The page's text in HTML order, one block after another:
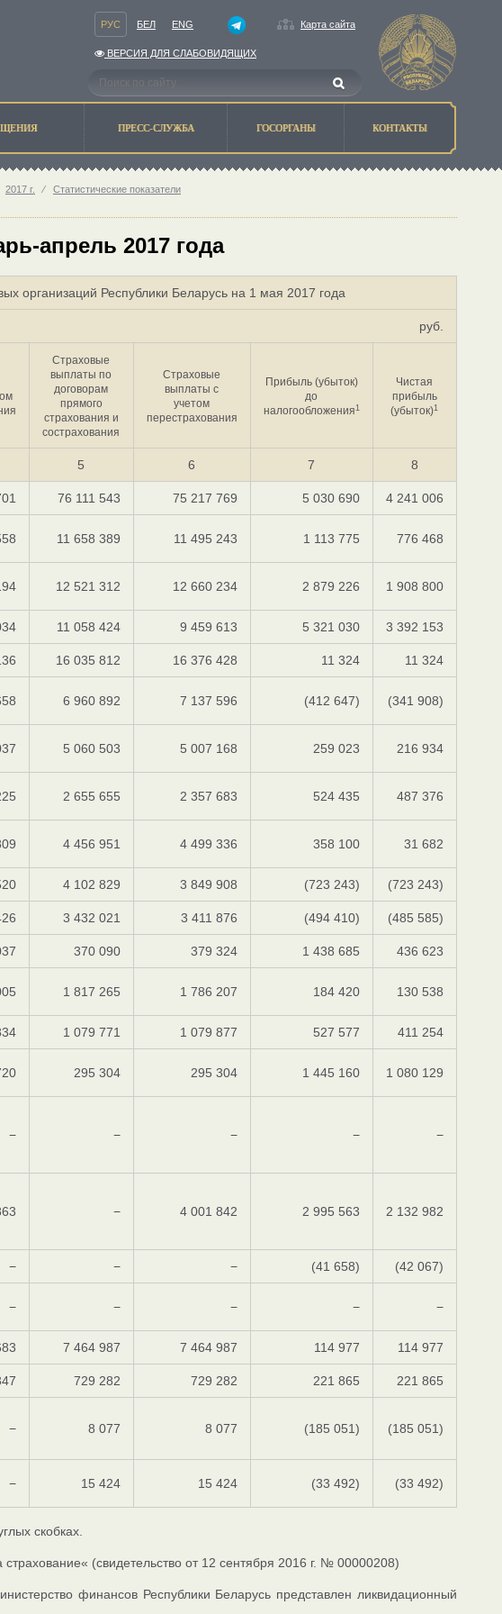
РУС БЕЛ ENG Карта сайта
ВЕРСИЯ ДЛЯ СЛАБОВИДЯЩИХ
ПРЕСС-СЛУЖБА ГОСОРГАНЫ КОНТАКТЫ
2017 г. ⁄ Статистические показатели
апрель 2017 года
организаций Республики Беларусь на 1 мая 2017 года
руб.
Страховые
выплаты по
договорам
прямого
страхования и
сострахования
Страховые
выплаты с
учетом
перестрахования
Прибыль (убыток)
до
налогообложения 1
Чистая
прибыль
(убыток)1
5 6 7 8
76 111 543 75 217 769 5 030 690 4 241 006
11 658 389 11 495 243 1 113 775 776 468
12 521 312 12 660 234 2 879 226 1 908 800
11 058 424 9 459 613 5 321 030 3 392 153
16 035 812 16 376 428 11 324 11 324
6 960 892 7 137 596 (412 647) (341 908)
5 060 503 5 007 168 259 023 216 934
2 655 655 2 357 683 524 435 487 376
4 456 951 4 499 336 358 100 31 682
4 102 829 3 849 908 (723 243) (723 243)
3 432 021 3 411 876 (494 410) (485 585)
370 090 379 324 1 438 685 436 623
1 817 265 1 786 207 184 420 130 538
1 079 771 1 079 877 527 577 411 254
295 304 295 304 1 445 160 1 080 129
− − − − −
− 4 001 842 2 995 563 2 132 982
− − − (41 658) (42 067)
− − − − −
7 464 987 7 464 987 114 977 114 977
729 282 729 282 221 865 221 865
− 8 077 8 077 (185 051) (185 051)
− 15 424 15 424 (33 492) (33 492)
скобках.
(свидетельство от 12 сентября 2016 г. № 00000208)
финансов Республики Беларусь представлен ликвидационный